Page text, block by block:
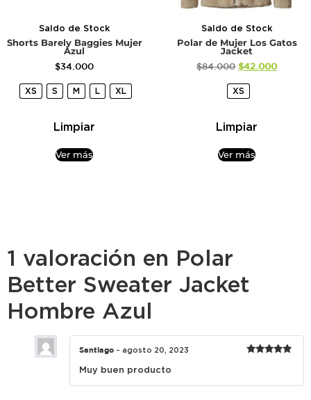
Saldo de Stock
Shorts Barely Baggies Mujer
Azul
$34.000
XS S M L XL
Limpiar
Ver más
Saldo de Stock
Polar de Mujer Los Gatos
Jacket
$84.000 $42.000
XS
Limpiar
Ver más
1 valoración en Polar
Better Sweater Jacket
Hombre Azul
Santiago – agosto 20, 2023
Muy buen producto